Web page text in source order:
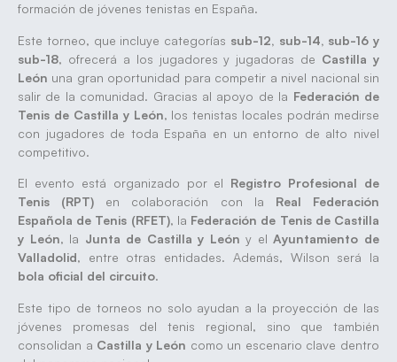
formación de jóvenes tenistas en España.
Este torneo, que incluye categorías sub-12, sub-14, sub-16 y
sub-18, ofrecerá a los jugadores y jugadoras de Castilla y
León una gran oportunidad para competir a nivel nacional sin
salir de la comunidad. Gracias al apoyo de la Federación de
Tenis de Castilla y León, los tenistas locales podrán medirse
con jugadores de toda España en un entorno de alto nivel
competitivo.
El evento está organizado por el Registro Profesional de
Tenis (RPT) en colaboración con la Real Federación
Española de Tenis (RFET), la Federación de Tenis de Castilla
y León, la Junta de Castilla y León y elAyuntamiento de
Valladolid, entre otras entidades. Además, Wilson será la
bola oficial del circuito.
Este tipo de torneos no solo ayudan a la proyección de las
jóvenes promesas del tenis regional, sino que también
consolidan a Castilla y León como un escenario clave dentro